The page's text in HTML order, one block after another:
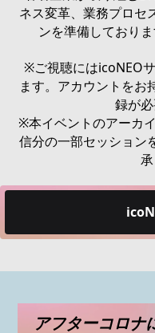
ネス変革、業務プロセ
ンを準備しており
※ご視聴にはicoNEO
ます。アカウントをお
録が必
※本イベントのアーカ
信分の一部セッション
承
アフターコロナ